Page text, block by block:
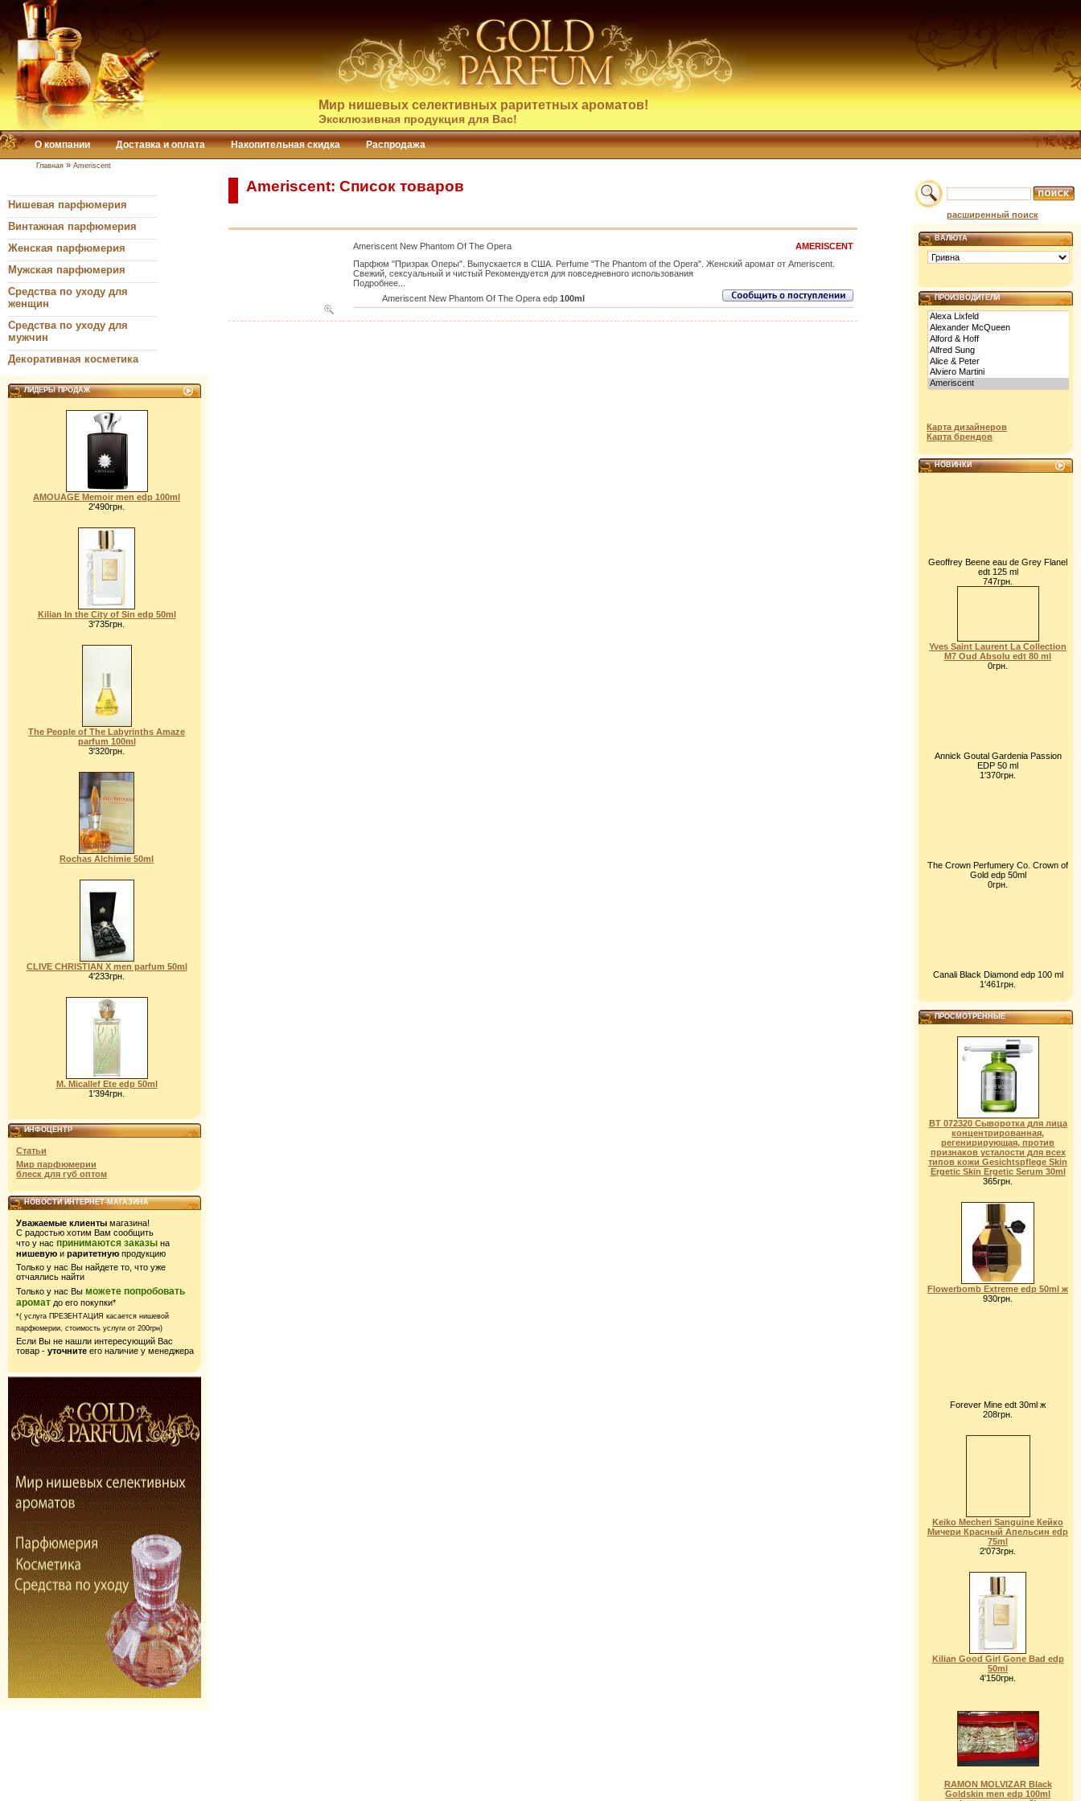
Мир нишевых селективных раритетных ароматов!
Эксклюзивная продукция для Вас!
О компании Доставка и оплата Накопительная скидка Распродажа
Главная » Ameriscent
Нишевая парфюмерия
Винтажная парфюмерия
Женская парфюмерия
Мужская парфюмерия
Средства по уходу для
женщин
Средства по уходу для
мужчин
Декоративная косметика
ЛИДЕРЫ ПРОДАЖ
AMOUAGE Memoir men edp 100ml
2'490грн.
Kilian In the City of Sin edp 50ml
3'735грн.
The People of The Labyrinths Amaze
parfum 100ml
3'320грн.
Rochas Alchimie 50ml
CLIVE CHRISTIAN X men parfum 50ml
4'233грн.
M. Micallef Ete edp 50ml
1'394грн.
ИНФОЦЕНТР
Статьи
Мир парфюмерии
блеск для губ оптом
НОВОСТИ ИНТЕРНЕТ-МАГАЗИНА
Уважаемые клиенты магазина!
С радостью хотим Вам сообщить
что у нас принимаются заказы на
нишевую и раритетную продукцию
Только у нас Вы найдете то, что уже
отчаялись найти
Только у нас Вы можете попробовать
аромат до его покупки*
*( услуга ПРЕЗЕНТАЦИЯ касается нишевой
парфюмерии, стоимость услуги от 200грн)
Если Вы не нашли интересующий Вас
товар - уточните его наличие у менеджера
Ameriscent: Список товаров
Ameriscent New Phantom Of The Opera
AMERISCENT
Парфюм "Призрак Оперы". Выпускается в США. Perfume "The Phantom of the Opera". Женский аромат от Ameriscent.
Свежий, сексуальный и чистый Рекомендуется для повседневного использования
Подробнее...
Ameriscent New Phantom Of The Opera edp 100ml
расширенный поиск
ВАЛЮТА
ПРОИЗВОДИТЕЛИ
Карта дизайнеров
Карта брендов
НОВИНКИ
Geoffrey Beene eau de Grey Flanel
edt 125 ml
747грн.
Yves Saint Laurent La Collection
M7 Oud Absolu edt 80 ml
0грн.
Annick Goutal Gardenia Passion
EDP 50 ml
1'370грн.
The Crown Perfumery Co. Crown of
Gold edp 50ml
0грн.
Canali Black Diamond edp 100 ml
1'461грн.
ПРОСМОТРЕННЫЕ
BT 072320 Сыворотка для лица
концентрированная,
регенирирующая, против
признаков усталости для всех
типов кожи Gesichtspflege Skin
Ergetic Skin Ergetic Serum 30ml
365грн.
Flowerbomb Extreme edp 50ml ж
930грн.
Forever Mine edt 30ml ж
208грн.
Keiko Mecheri Sanguine Кейко
Мичери Красный Апельсин edp
75ml
2'073грн.
Kilian Good Girl Gone Bad edp
50ml
4'150грн.
RAMON MOLVIZAR Black
Goldskin men edp 100ml